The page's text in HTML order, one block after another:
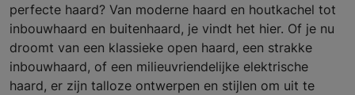
perfecte haard? Van moderne haard en houtkachel tot
inbouwhaard en buitenhaard, je vindt het hier. Of je nu
droomt van een klassieke open haard, een strakke
inbouwhaard, of een milieuvriendelijke elektrische
haard, er zijn talloze ontwerpen en stijlen om uit te